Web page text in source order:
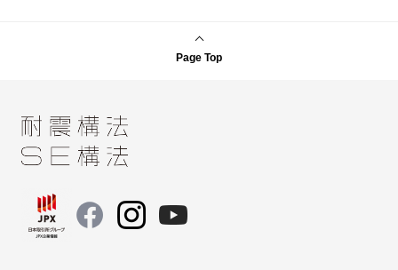
Page Top